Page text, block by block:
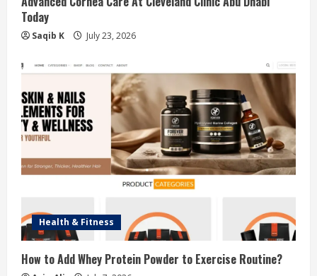
e
a
d
i
n
g
Today
Saqib K July 23, 2026
Health & Fitness
How to Add Whey Protein Powder to Exercise Routine?